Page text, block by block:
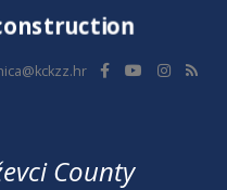
County